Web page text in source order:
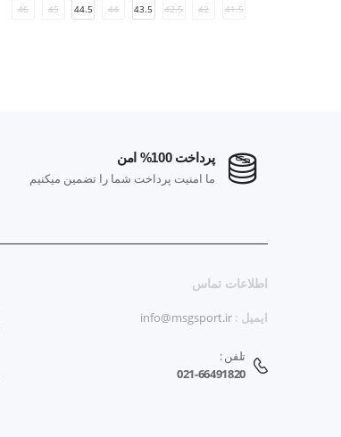
41.5
42
42.5
43.5
44
44.5
45
46
پرداخت 100% امن
ما امنیت پرداخت شما را تضمین میکنیم
اطلاعات تماس
ایمیل : info@msgsport.ir
تلفن :
021-66491820